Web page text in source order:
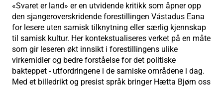
«Svaret er land» er en utvidende kritikk som åpner opp
den sjangeroverskridende forestillingen Vástadus Eana
for lesere uten samisk tilknytning eller særlig kjennskap
til samisk kultur. Her kontekstualiseres verket på en måte
som gir leseren økt innsikt i forestillingens ulike
virkemidler og bedre forståelse for det politiske
bakteppet - utfordringene i de samiske områdene i dag.
Med et billedrikt og presist språk bringer Hætta Bjørn oss